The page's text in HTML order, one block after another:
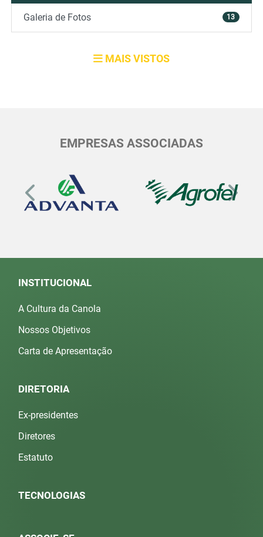
Galeria de Fotos 13
MAIS VISTOS
EMPRESAS ASSOCIADAS
INSTITUCIONAL
A Cultura da Canola
Nossos Objetivos
Carta de Apresentação
DIRETORIA
Ex-presidentes
Diretores
Estatuto
TECNOLOGIAS